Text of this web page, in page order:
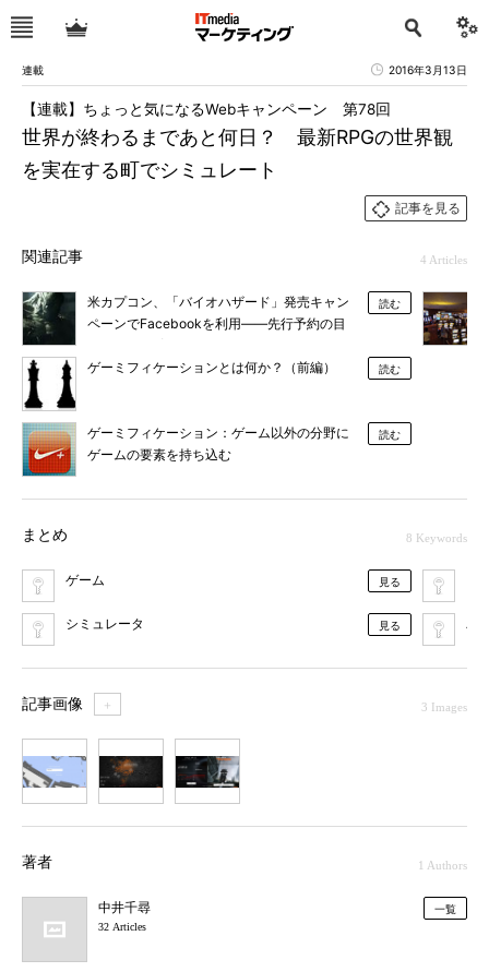
連載 2016年3月13日
世界が終わるまであと何日？ 最新RPGの世界観
を実在する町でシミュレート
【連載】ちょっと気になるWebキャンペーン 第78回
記事を見る
関連記事 4 Articles
米カプコン、「バイオハザード」発売キャン
ペーンでFacebookを利用――先行予約の目
読む
ゲーミフィケーションとは何か？（前編） 読む
ゲーミフィケーション：ゲーム以外の分野に
ゲームの要素を持ち込む
読む
まとめ 8 Keywords
ゲーム 見る
シミュレータ 見る パ
記事画像 ＋ 3 Images
著者 1 Authors
中井千尋
32 Articles
一覧